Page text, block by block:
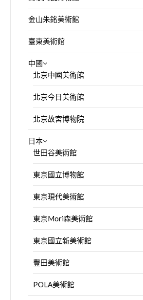
金山朱銘美術館
臺東美術館
中國
北京中國美術館
北京今日美術館
北京故宮博物院
日本
世田谷美術館
東京國立博物館
東京現代美術館
東京Mori森美術館
東京國立新美術館
豐田美術館
POLA美術館